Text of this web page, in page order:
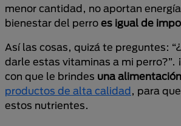
menor cantidad, no aportan
bienestar del perro es igual de
Así las cosas, quizá te preguntes:
darle estas vitaminas a mi perro?”.
con que le brindes una
productos de alta calidad, para
estos nutrientes.